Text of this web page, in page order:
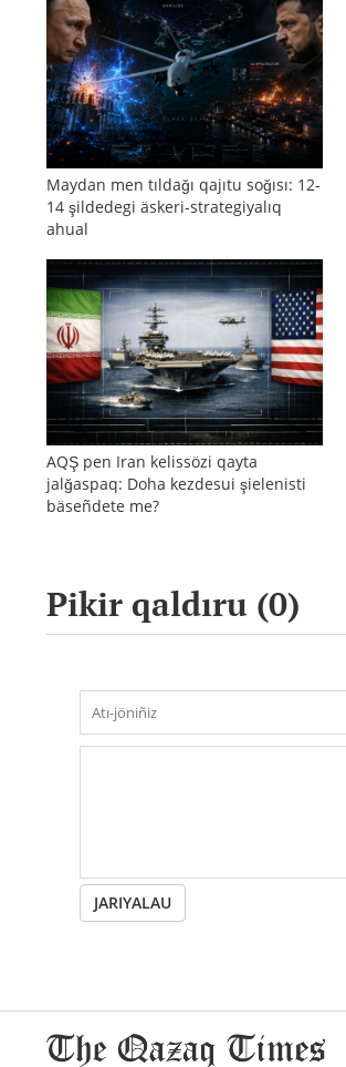
Maydan men tıldağı qajıtu soğısı: 12-
14 şildedegi äskeri-strategiyalıq
ahual
AQŞ pen Iran kelissözi qayta
jalğaspaq: Doha kezdesui şielenisti
bäseñdete me?
Pikir qaldıru (0)
JARIYALAU